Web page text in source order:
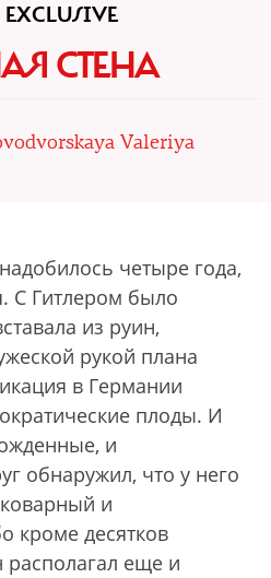
СТЕНА
Valeriya
четыре года,
С Гитлером было
из руин,
рукой плана
в Германии
плоды. И
и
обнаружил, что у него
и
кроме десятков
еще и